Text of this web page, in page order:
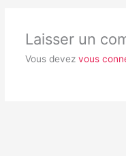
Laisser un
Vous devez vous